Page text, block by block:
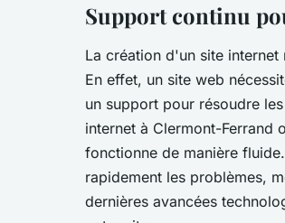
Support continu
La création d'un site
En effet, un site web
un support pour résoudre
internet à Clermont-Ferrand
fonctionne de manière
rapidement les problèmes,
dernières avancées